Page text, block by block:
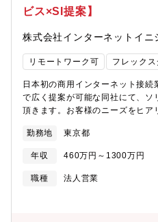
ビス×SI提案】
株式会社インターネットイニ
リモートワーク可 フレック
日本初の商用インターネット接続
で広く提案が可能な同社にて、ソ
頂きます。お客様のニーズをヒア
員。【業務内容】ネットワーク、
たIIJサービスを中心に、コンサ
幅広いニーズに応えるソリュー
サービス例：クラウド型ネット
イルや利用シーンに合わせた「デ
勤務地 東京都
年収 460万円～1300万円
職種
法人営業